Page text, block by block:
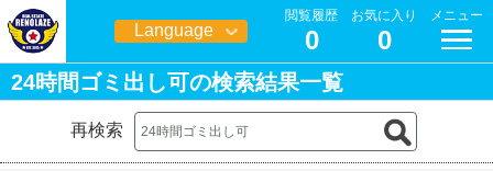
Language
日本語
閲覧履歴
0
お気に入り
0
メニュー
24時間ゴミ出し可の検索結果一覧
再検索